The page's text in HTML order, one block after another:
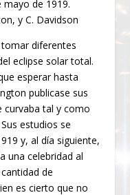
mayo de 1919.
y C. Davidson
diferentes
eclipse solar total.
esperar hasta
publicase sus
curvaba tal y como
estudios se
y, al día siguiente,
una celebridad al
de
es cierto que no